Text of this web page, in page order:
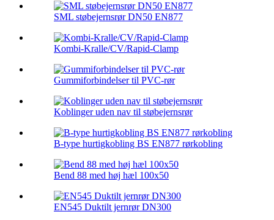
SML støbejernsrør DN50 EN877
Kombi-Kralle/CV/Rapid-Clamp
Gummiforbindelser til PVC-rør
Koblinger uden nav til støbejernsrør
B-type hurtigkobling BS EN877 rørkobling
Bend 88 med høj hæl 100x50
EN545 Duktilt jernrør DN300